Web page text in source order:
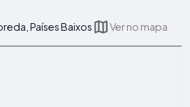
Países Baixos Ver no mapa